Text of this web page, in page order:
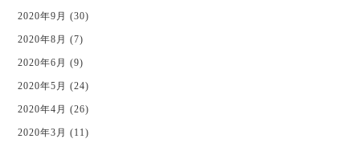
2020年9月 (30)
2020年8月 (7)
2020年6月 (9)
2020年5月 (24)
2020年4月 (26)
2020年3月 (11)